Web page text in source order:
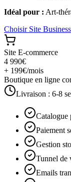
Idéal pour : Art-
Choisir Site Business
Site E-commerce
4 990€
+ 199€/mois
Boutique en ligne
Livraison : 6-8
Paiement
Gestion
Tunnel de
Emails